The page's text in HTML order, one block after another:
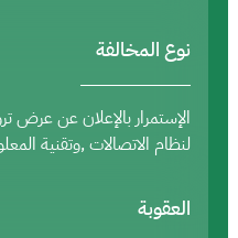
نوع المخالفة
الإستمرار بالإعلان عن عرض
لنظام الاتصالات ,وتقنية
العقوبة